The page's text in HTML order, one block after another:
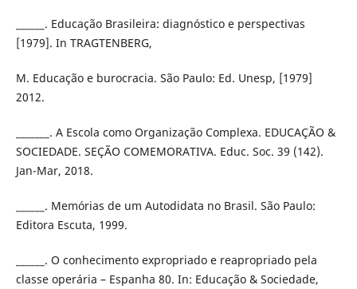
______. Educação Brasileira: diagnóstico e perspectivas
[1979]. In TRAGTENBERG,
M. Educação e burocracia. São Paulo: Ed. Unesp, [1979]
2012.
_______. A Escola como Organização Complexa. EDUCAÇÃO &
SOCIEDADE. SEÇÃO COMEMORATIVA. Educ. Soc. 39 (142).
Jan-Mar, 2018.
______. Memórias de um Autodidata no Brasil. São Paulo:
Editora Escuta, 1999.
______. O conhecimento expropriado e reapropriado pela
classe operária – Espanha 80. In: Educação & Sociedade,